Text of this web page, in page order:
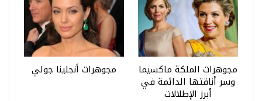
مجوهرات الملكة ماكسيما
وسر أناقتها الدائمة في
أبرز الإطلالات
مجوهرات أنجلينا جولي